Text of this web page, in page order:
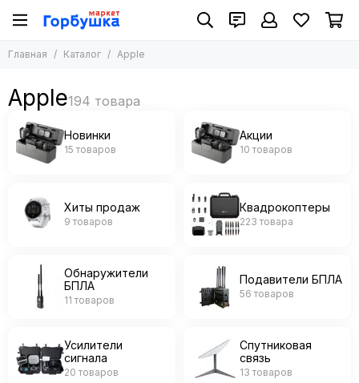
Главная Каталог Apple
Apple
Новинки
15 товаров
Акции
10 товаров
Хиты продаж
9 товаров
Квадрокоптеры
223 товара
Обнаружители
БПЛА
11 товаров
Подавители БПЛА
56 товаров
Усилители
сигнала
20 товаров
Спутниковая
связь
13 товаров